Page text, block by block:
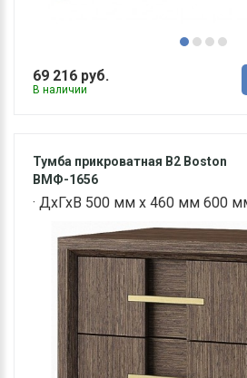
69 216 руб.
В наличии
Тумба прикроватная В2 Boston
ВМФ-1656
· ДхГхВ 500 мм х 460 мм 600